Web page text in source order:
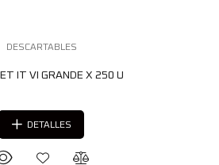
DESCARTABLES
IT VI GRANDE X 250 U
DETALLES